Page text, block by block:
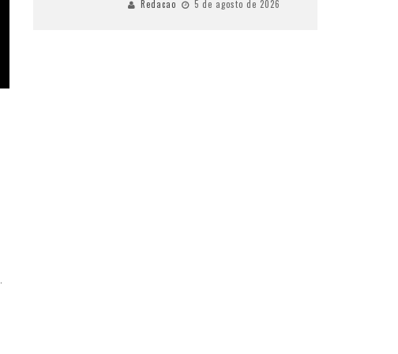
.
Redacao 5 de agosto de 2026